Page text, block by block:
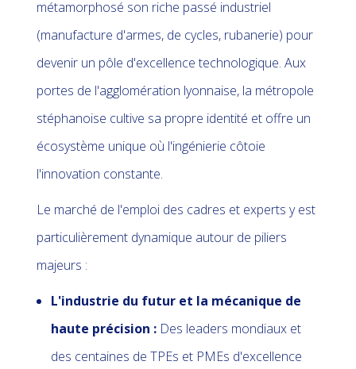
métamorphosé son riche passé industriel
(manufacture d'armes, de cycles, rubanerie) pour
devenir un pôle d'excellence technologique. Aux
portes de l'agglomération lyonnaise, la métropole
stéphanoise cultive sa propre identité et offre un
écosystème unique où l'ingénierie côtoie
l'innovation constante.
Le marché de l'emploi des cadres et experts y est
particulièrement dynamique autour de piliers
majeurs :
L'industrie du futur et la mécanique de
haute précision : Des leaders mondiaux et
des centaines de TPEs et PMEs d'excellence